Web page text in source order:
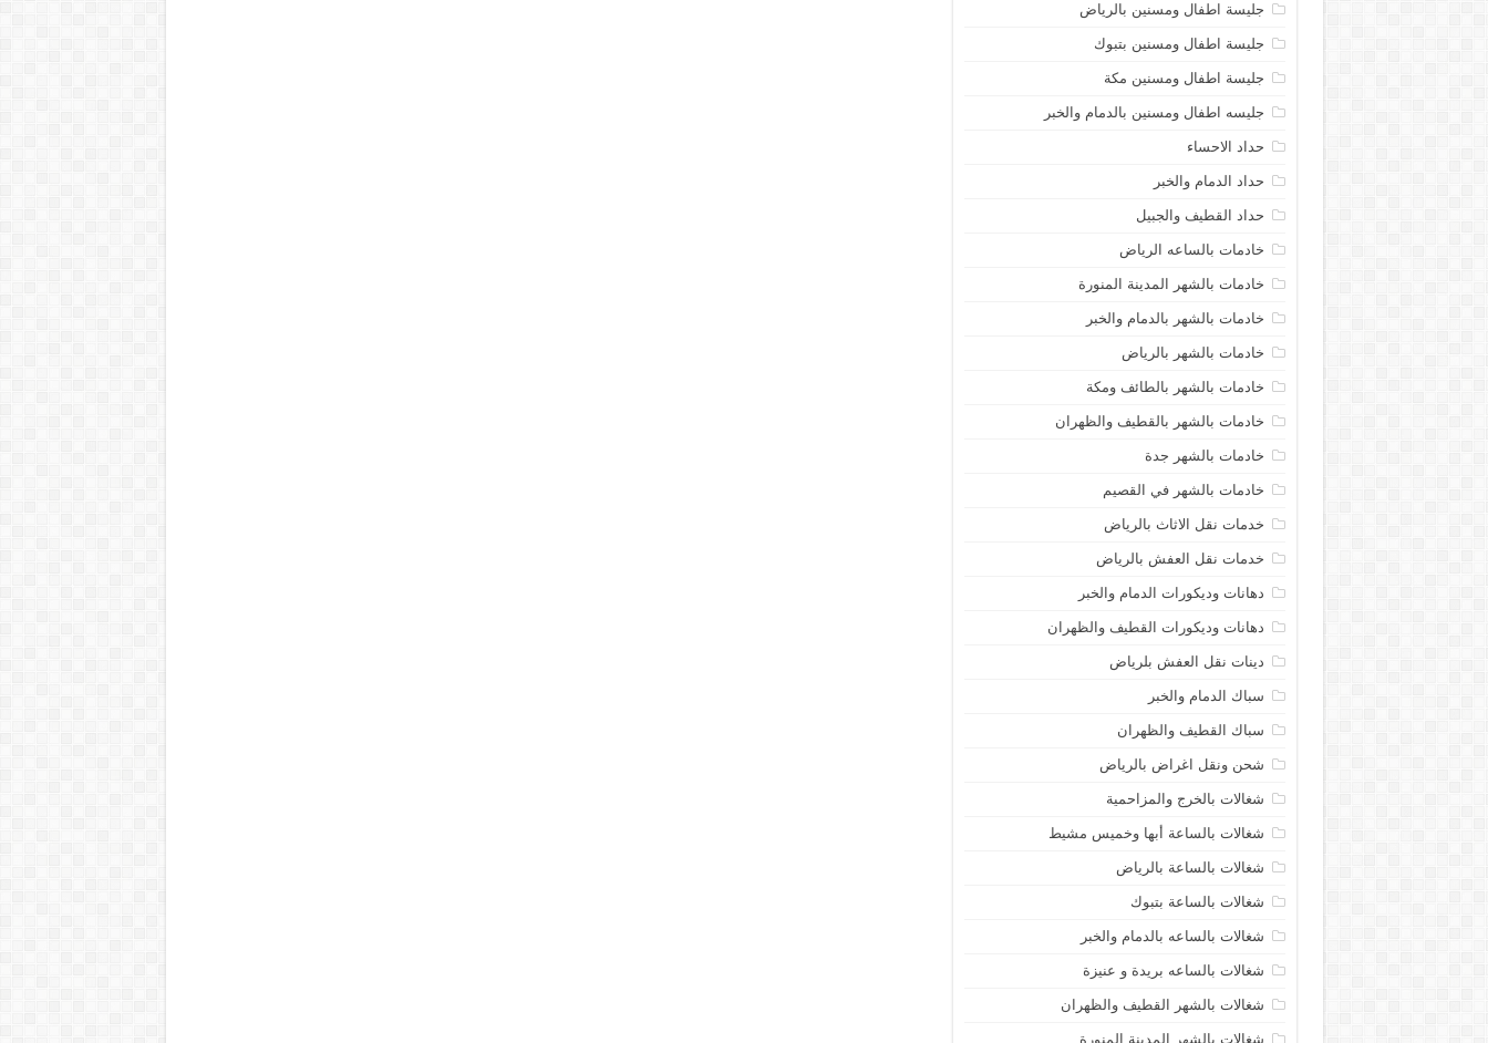
جليسة اطفال ومسنين بالرياض
جليسة اطفال ومسنين بتبوك
جليسة اطفال ومسنين مكة
جليسه اطفال ومسنين بالدمام والخبر
حداد الاحساء
حداد الدمام والخبر
حداد القطيف والجبيل
خادمات بالساعه الرياض
خادمات بالشهر المدينة المنورة
خادمات بالشهر بالدمام والخبر
خادمات بالشهر بالرياض
خادمات بالشهر بالطائف ومكة
خادمات بالشهر بالقطيف والظهران
خادمات بالشهر جدة
خادمات بالشهر في القصيم
خدمات نقل الاثاث بالرياض
خدمات نقل العفش بالرياض
دهانات وديكورات الدمام والخبر
دهانات وديكورات القطيف والظهران
دينات نقل العفش بلرياض
سباك الدمام والخبر
سباك القطيف والظهران
شحن ونقل اغراض بالرياض
شغالات بالخرج والمزاحمية
شغالات بالساعة أبها وخميس مشيط
شغالات بالساعة بالرياض
شغالات بالساعة بتبوك
شغالات بالساعه بالدمام والخبر
شغالات بالساعه بريدة و عنيزة
شغالات بالشهر القطيف والظهران
شغالات بالشهر المدينة المنورة